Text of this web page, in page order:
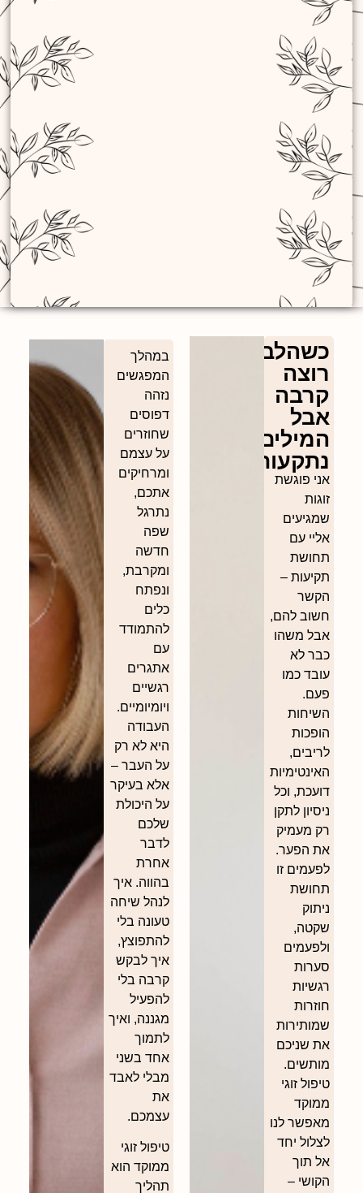
כשהלב
רוצה
קרבה
אבל
המילים
נתקעות
אני פוגשת
זוגות
שמגיעים
אליי עם
תחושת
תקיעות –
הקשר
חשוב להם,
אבל משהו
כבר לא
עובד כמו
פעם.
השיחות
הופכות
לריבים,
האינטימיות
דועכת, וכל
ניסיון לתקן
רק מעמיק
את הפער.
לפעמים זו
תחושת
ניתוק
שקטה,
ולפעמים
סערות
רגשיות
חוזרות
שמותירות
את שניכם
מותשים.
טיפול זוגי
ממוקד
מאפשר לנו
לצלול יחד
אל תוך
הקושי –
במהלך
המפגשים
נזהה
דפוסים
שחוזרים
על עצמם
ומרחיקים
אתכם,
נתרגל
שפה
חדשה
ומקרבת,
ונפתח
כלים
להתמודד
עם
אתגרים
רגשיים
ויומיומיים.
העבודה
היא לא רק
על העבר –
אלא בעיקר
על היכולת
שלכם
לדבר
אחרת
בהווה. איך
לנהל שיחה
טעונה בלי
להתפוצץ,
איך לבקש
קרבה בלי
להפעיל
מגננה, ואיך
לתמוך
אחד בשני
מבלי לאבד
את
עצמכם.
טיפול זוגי
ממוקד הוא
תהליך